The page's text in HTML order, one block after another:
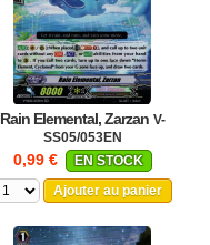
Rain Elemental, Zarzan V-
SS05/053EN
0,99 €
EN STOCK
Ajouter au panier